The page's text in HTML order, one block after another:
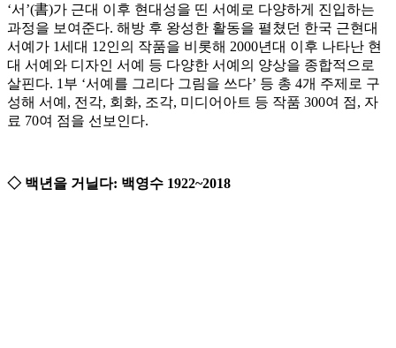
‘서’(書)가 근대 이후 현대성을 띤 서예로 다양하게 진입하는
과정을 보여준다. 해방 후 왕성한 활동을 펼쳤던 한국 근현대
서예가 1세대 12인의 작품을 비롯해 2000년대 이후 나타난 현
대 서예와 디자인 서예 등 다양한 서예의 양상을 종합적으로
살핀다. 1부 ‘서예를 그리다 그림을 쓰다’ 등 총 4개 주제로 구
성해 서예, 전각, 회화, 조각, 미디어아트 등 작품 300여 점, 자
료 70여 점을 선보인다.
◇ 백년을 거닐다: 백영수 1922~2018